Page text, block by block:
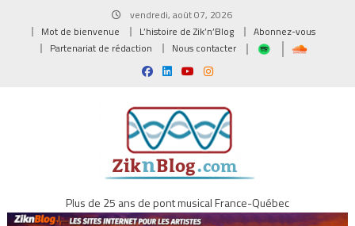
vendredi, août 07, 2026
Mot de bienvenue
L’histoire de Zik’n’Blog
Abonnez-vous
Partenariat de rédaction
Nous contacter
Plus de 25 ans de pont musical France-Québec